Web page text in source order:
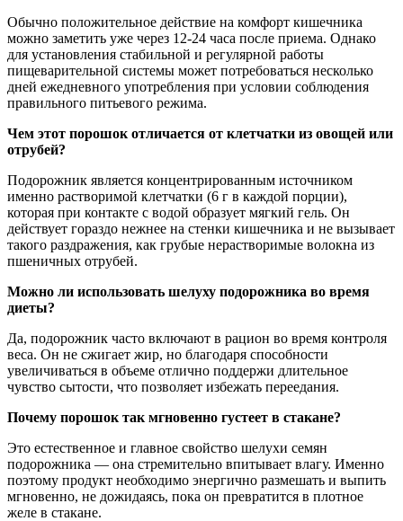
Обычно положительное действие на комфорт кишечника
можно заметить уже через 12-24 часа после приема. Однако
для установления стабильной и регулярной работы
пищеварительной системы может потребоваться несколько
дней ежедневного употребления при условии соблюдения
правильного питьевого режима.
Чем этот порошок отличается от клетчатки из овощей или
отрубей?
Подорожник является концентрированным источником
именно растворимой клетчатки (6 г в каждой порции),
которая при контакте с водой образует мягкий гель. Он
действует гораздо нежнее на стенки кишечника и не вызывает
такого раздражения, как грубые нерастворимые волокна из
пшеничных отрубей.
Можно ли использовать шелуху подорожника во время
диеты?
Да, подорожник часто включают в рацион во время контроля
веса. Он не сжигает жир, но благодаря способности
увеличиваться в объеме отлично поддержи длительное
чувство сытости, что позволяет избежать переедания.
Почему порошок так мгновенно густеет в стакане?
Это естественное и главное свойство шелухи семян
подорожника — она стремительно впитывает влагу. Именно
поэтому продукт необходимо энергично размешать и выпить
мгновенно, не дожидаясь, пока он превратится в плотное
желе в стакане.